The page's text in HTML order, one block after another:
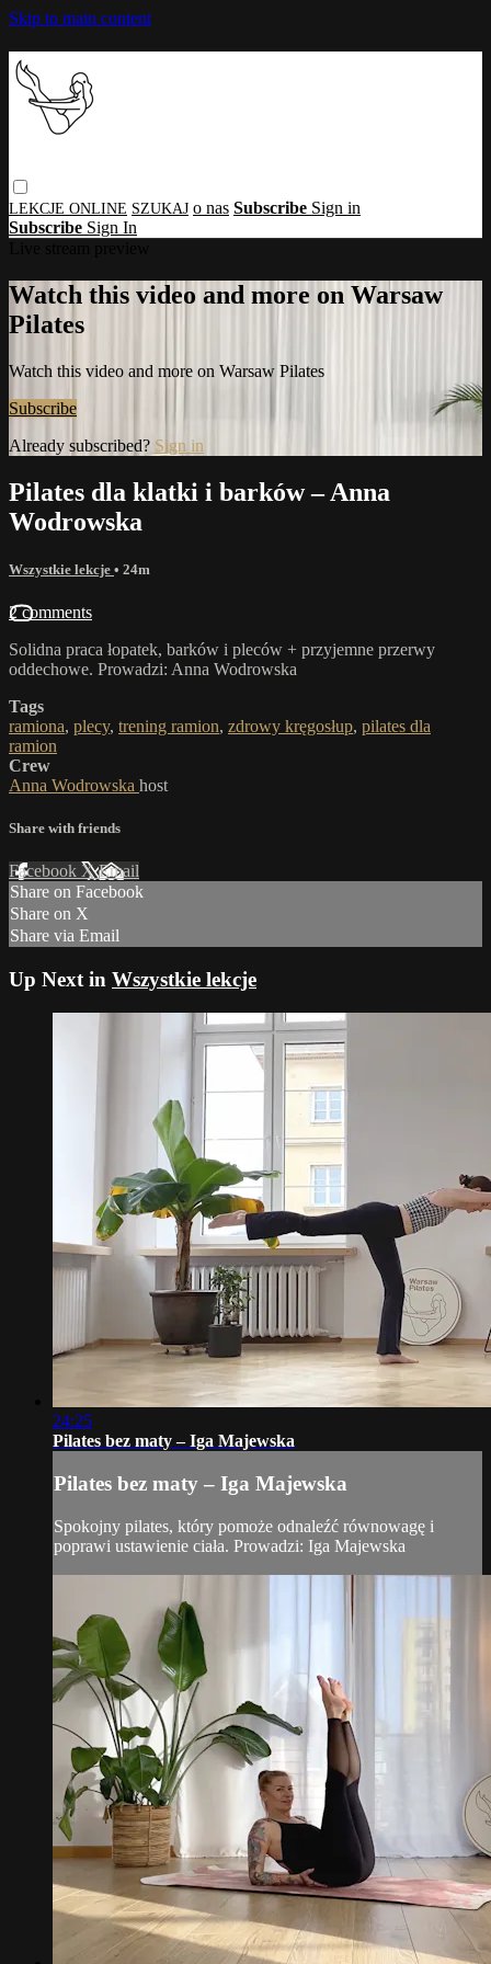
Skip to main content
o nas Subscribe Sign in
Subscribe Sign In
Watch this video and more on Warsaw
Pilates
Watch this video and more on Warsaw Pilates
Subscribe
Already subscribed? Sign in
Pilates dla klatki i barków – Anna
Wodrowska
Wszystkie lekcje • 24m
2 comments
Solidna praca łopatek, barków i pleców + przyjemne przerwy
oddechowe. Prowadzi: Anna Wodrowska
Tags
ramiona, plecy, trening ramion, zdrowy kręgosłup, pilates dla
ramion
Crew
Anna Wodrowska host
Share with friends
Facebook XEmail
Share on Facebook
Share on X
Share via Email
Up Next in Wszystkie lekcje
24:25
Pilates bez maty – Iga Majewska
Pilates bez maty – Iga Majewska
Spokojny pilates, który pomoże odnaleźć równowagę i
poprawi ustawienie ciała. Prowadzi: Iga Majewska